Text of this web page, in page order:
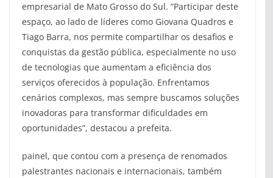
empresarial de Mato Grosso do Sul. “Participar deste
espaço, ao lado de líderes como Giovana Quadros e
Tiago Barra, nos permite compartilhar os desafios e
conquistas da gestão pública, especialmente no uso
de tecnologias que aumentam a eficiência dos
serviços oferecidos à população. Enfrentamos
cenários complexos, mas sempre buscamos soluções
inovadoras para transformar dificuldades em
oportunidades”, destacou a prefeita.
painel, que contou com a presença de renomados
palestrantes nacionais e internacionais, também